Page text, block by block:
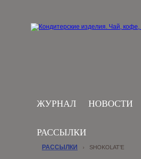
ЖУРНАЛ НОВОСТИ
РАССЫЛКИ
РАССЫЛКИ › SHOKOLAT’E